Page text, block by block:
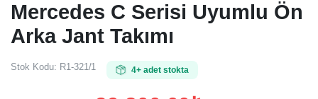
Mercedes C Serisi Uyumlu Ön
Arka Jant Takımı
Stok Kodu: R1-321/1 4+ adet stokta